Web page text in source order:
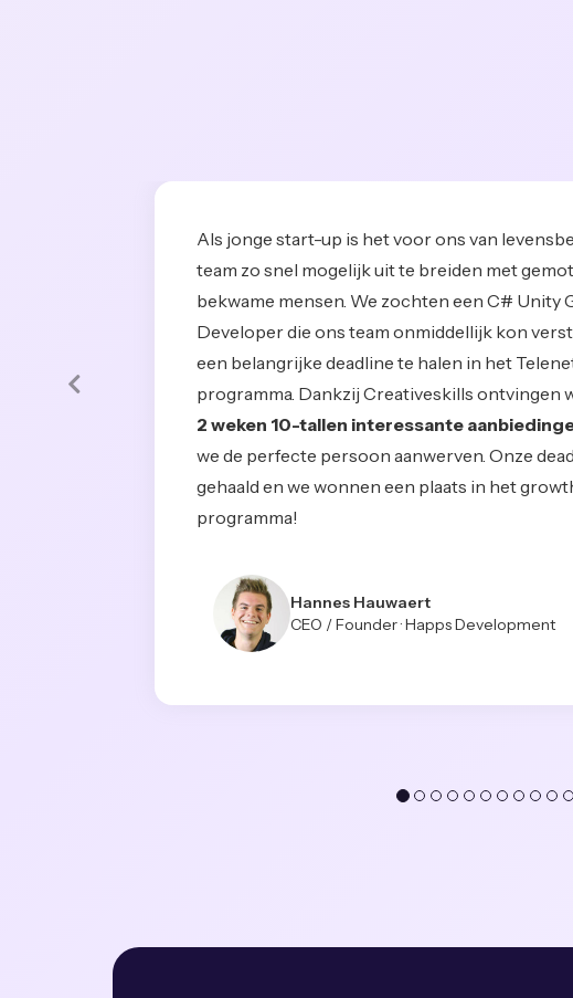
Als jonge start-up is het voor ons van
team zo snel mogelijk uit te breiden met
bekwame mensen. We zochten een C# Unity
Developer die ons team onmiddellijk kon
een belangrijke deadline te halen in het
programma. Dankzij Creativeskills ontvingen
2 weken 10-tallen interessante
we de perfecte persoon aanwerven. Onze
gehaald en we wonnen een plaats in het
programma!
Hannes Hauwaert
CEO / Founder · Happs Development